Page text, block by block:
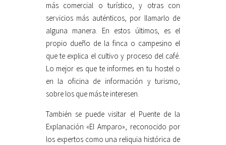
más comercial o turístico, y otras con
servicios más auténticos, por llamarlo de
alguna manera. En estos últimos, es el
propio dueño de la finca o campesino el
que te explica el cultivo y proceso del café.
Lo mejor es que te informes en tu hostel o
en la oficina de información y turismo,
sobre los que más te interesen.
También se puede visitar el Puente de la
Explanación «El Amparo», reconocido por
los expertos como una reliquia histórica de